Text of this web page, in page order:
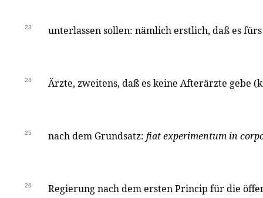
23 unterlassen sollen: nämlich erstlich, daß es
24 Ärzte, zweitens, daß es keine Afterärzte gebe
25 nach dem Grundsatz: fiat experimentum in
26 Regierung nach dem ersten Princip für die